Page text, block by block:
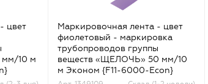
цвет
мм/10 м
Маркировочная лента - цвет
фиолетовый - маркировка
трубопроводов группы
веществ «ЩЕЛОЧЬ» 50 мм/10
м Эконом {F11-6000-Econ}